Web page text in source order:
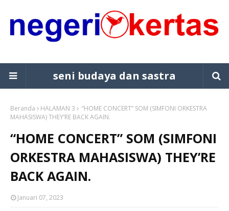
seni budaya dan sastra
Beranda HALAMAN 3
“HOME CONCERT” SOM (SIMFONI ORKESTRA
MAHASISWA) THEY’RE BACK AGAIN.
“HOME CONCERT” SOM (SIMFONI
ORKESTRA MAHASISWA) THEY’RE
BACK AGAIN.
Januari 07, 2023